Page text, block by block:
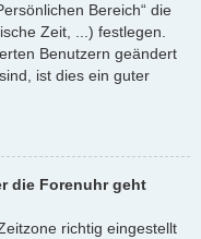
Bereich“ die
Zeit, ...) festlegen.
Benutzern geändert
ist dies ein guter
die Forenuhr geht
richtig eingestellt